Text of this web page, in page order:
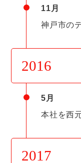
11月
神戸市の
2016
5月
本社を西
2017